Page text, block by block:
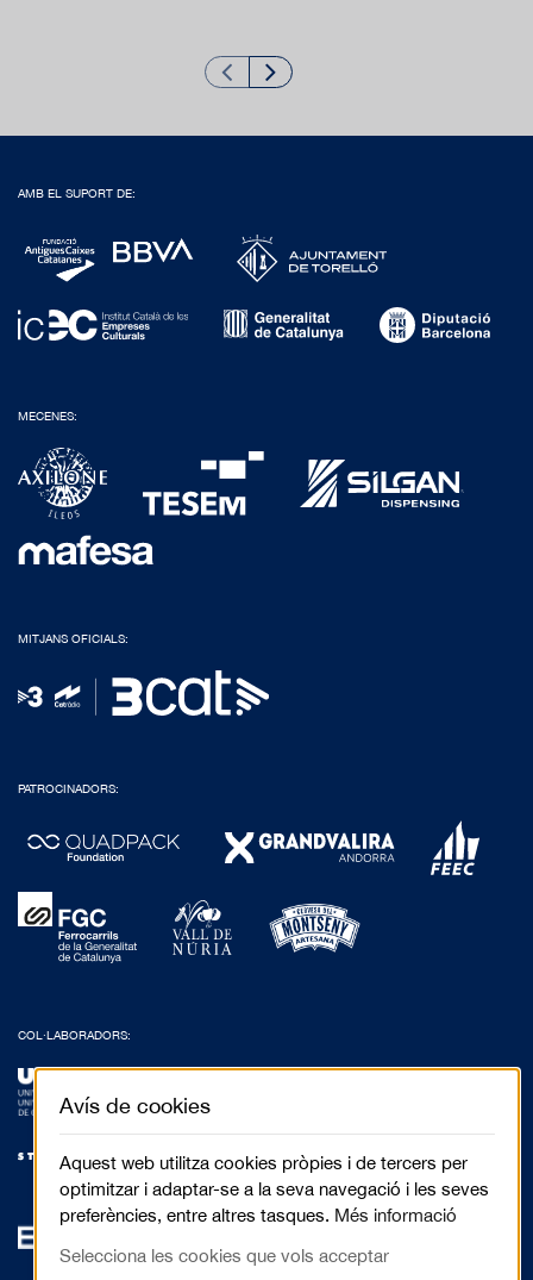
AMB EL SUPORT DE:
MECENES:
MITJANS OFICIALS:
PATROCINADORS:
COL·LABORADORS:
Avís de cookies
Aquest web utilitza cookies pròpies i de tercers per
optimitzar i adaptar-se a la seva navegació i les seves
preferències, entre altres tasques. Més informació
Selecciona les cookies que vols acceptar